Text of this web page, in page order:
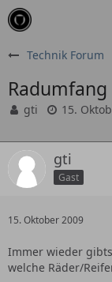
Technik Forum
gti 15.
gti
Gast
15. Oktober 2009
Immer wieder
welche Räder/